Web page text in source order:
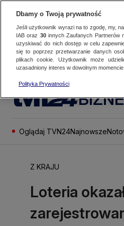
Oglądaj TVN24Najnowsze
Z KRAJU
Loteria
Dbamy o Twoją prywatność
Jeśli użytkownik wyrazi na to zgodę, my,
IAB oraz 30innych Zaufanych Partnerów
uzyskiwać do nich dostęp w celu
się to poprzez przetwarzanie danych
plikach cookie. Użytkownik może
uzasadniony interes w dowolnym
Polityka Prywatności